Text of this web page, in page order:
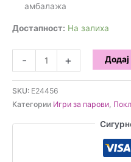
амбалажа
Достапност: На залиха
-
Heart
-
игра
за
парови
+
SKU: E24456
Категории Игри за парови